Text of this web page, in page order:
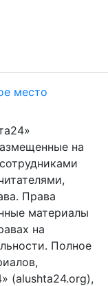
место
на
Права
материалы
на
Полное
(alushta24.org),